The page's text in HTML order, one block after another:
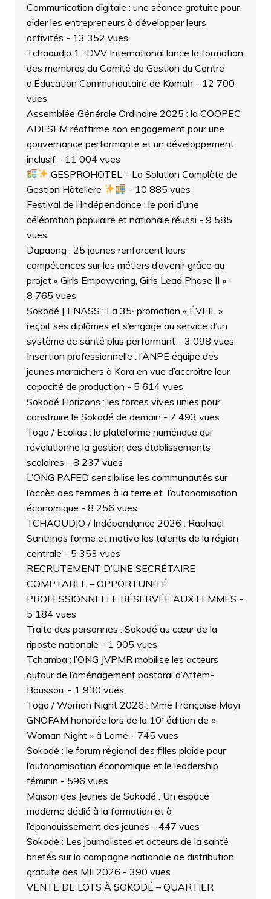
Communication digitale : une séance gratuite pour
aider les entrepreneurs à développer leurs
activités - 13 352 vues
Tchaoudjo 1 : DVV International lance la formation
des membres du Comité de Gestion du Centre
d’Éducation Communautaire de Komah - 12 700
vues
Assemblée Générale Ordinaire 2025 : la COOPEC
ADESEM réaffirme son engagement pour une
gouvernance performante et un développement
inclusif- 11 004 vues
GESPROHOTEL – La Solution Complète de
Gestion Hôtelière
- 10 885 vues
Festival de l’Indépendance : le pari d’une
célébration populaire et nationale réussi - 9 585
vues
Dapaong : 25 jeunes renforcent leurs
compétences sur les métiers d’avenir grâce au
projet « Girls Empowering, Girls Lead Phase II »-
8 765 vues
Sokodé | ENASS : La 35ᵉ promotion « ÉVEIL »
reçoit ses diplômes et s’engage au service d’un
système de santé plus performant- 3 098 vues
Insertion professionnelle : l’ANPE équipe des
jeunes maraîchers à Kara en vue d’accroître leur
capacité de production - 5 614 vues
Sokodé Horizons : les forces vives unies pour
construire le Sokodé de demain - 7 493 vues
Togo / Ecolias : la plateforme numérique qui
révolutionne la gestion des établissements
scolaires - 8 237 vues
L’ONG PAFED sensibilise les communautés sur
l’accès des femmes à la terre et l’autonomisation
économique - 8 256 vues
TCHAOUDJO / Indépendance 2026 : Raphaël
Santrinos forme et motive les talents de la région
centrale - 5 353 vues
RECRUTEMENT D’UNE SECRÉTAIRE
COMPTABLE – OPPORTUNITÉ
PROFESSIONNELLE RÉSERVÉE AUX FEMMES -
5 184 vues
Traite des personnes : Sokodé au cœur de la
riposte nationale - 1 905 vues
Tchamba : l’ONG JVPMR mobilise les acteurs
autour de l’aménagement pastoral d’Affem-
Boussou. - 1 930 vues
Togo / Woman Night 2026 : Mme Françoise Mayi
GNOFAM honorée lors de la 10ᵉ édition de «
Woman Night » à Lomé - 745 vues
Sokodé : le forum régional des filles plaide pour
l’autonomisation économique et le leadership
féminin - 596 vues
Maison des Jeunes de Sokodé : Un espace
moderne dédié à la formation et à
l’épanouissement des jeunes - 447 vues
Sokodé : Les journalistes et acteurs de la santé
briefés sur la campagne nationale de distribution
gratuite des MII 2026 - 390 vues
VENTE DE LOTS À SOKODÉ – QUARTIER